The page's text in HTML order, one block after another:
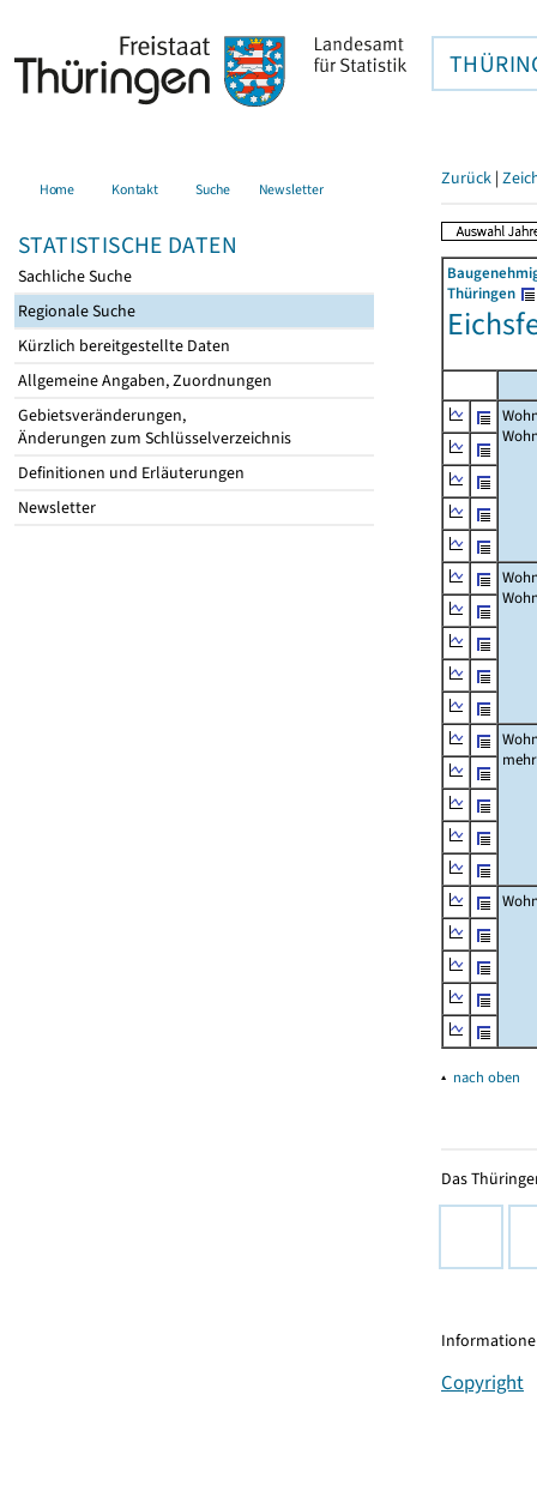
Home Kontakt Suche Newsletter
STATISTISCHE DATEN
Sachliche Suche
Regionale Suche
Kürzlich bereitgestellte Daten
Allgemeine Angaben, Zuordnungen
Gebietsveränderungen,
Änderungen zum Schlüsselverzeichnis
Definitionen und Erläuterungen
Newsletter
Zurück |
Thüringen
▴ nach oben
Das
Copyright